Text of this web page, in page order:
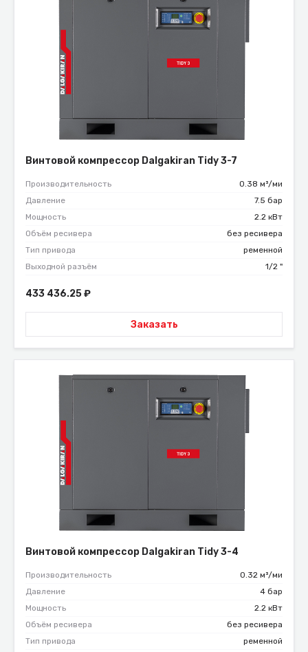
Винтовой компрессор Dalgakiran Tidy 3-7
Производительность
0.38 м³/ми
Давление
7.5 бар
Мощность
2.2 кВт
Объём ресивера
без ресивера
Тип привода
ременной
Выходной разъём
1/2 "
433 436.25₽
Заказать
Винтовой компрессор Dalgakiran Tidy 3-4
Производительность
0.32 м³/ми
Давление
4 бар
Мощность
2.2 кВт
Объём ресивера
без ресивера
Тип привода
ременной